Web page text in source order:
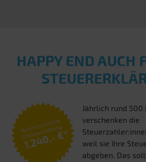
HAPPY END AUCH
Durchschnittliche
Steuererstattung:
1.240,- €*
Jährlich rund 500
verschenken die
weil sie Ihre
abgeben. Das